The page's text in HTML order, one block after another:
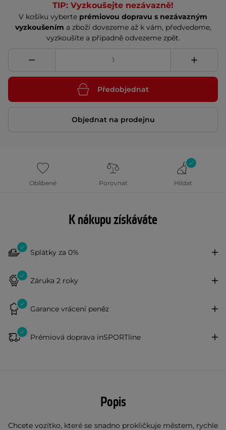
TIP: Vyzkoušejte nezávazně!
V košíku vyberte prémiovou dopravu s nezávazným
vyzkoušením a zboží dovezeme až k vám, předvedeme,
vyzkoušíte a případně odvezeme zpět.
Předobjednat
Objednat na prodejnu
Oblíbené Porovnat Hlídat
K nákupu získáváte
Splátky za 0%
Záruka 2 roky
Garance vrácení peněz
Prémiová doprava inSPORTline
Popis
Chcete vozítko, které se snadno prokličkuje městem, rychle